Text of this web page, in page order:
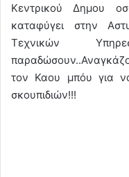
Κεντρικού Δημου
καταφύγει στην
Τεχνικών
τον Καου μπόυ για
σκουπιδιών!!!